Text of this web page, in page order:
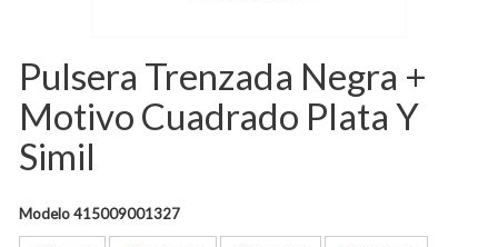
Pulsera Trenzada Negra +
Motivo Cuadrado Plata Y
Simil
Modelo415009001327